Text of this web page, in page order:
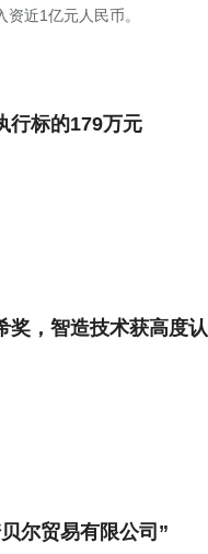
近1亿元人民币。
行标的179万元
奖，智造技术获高度认
尔贸易有限公司”